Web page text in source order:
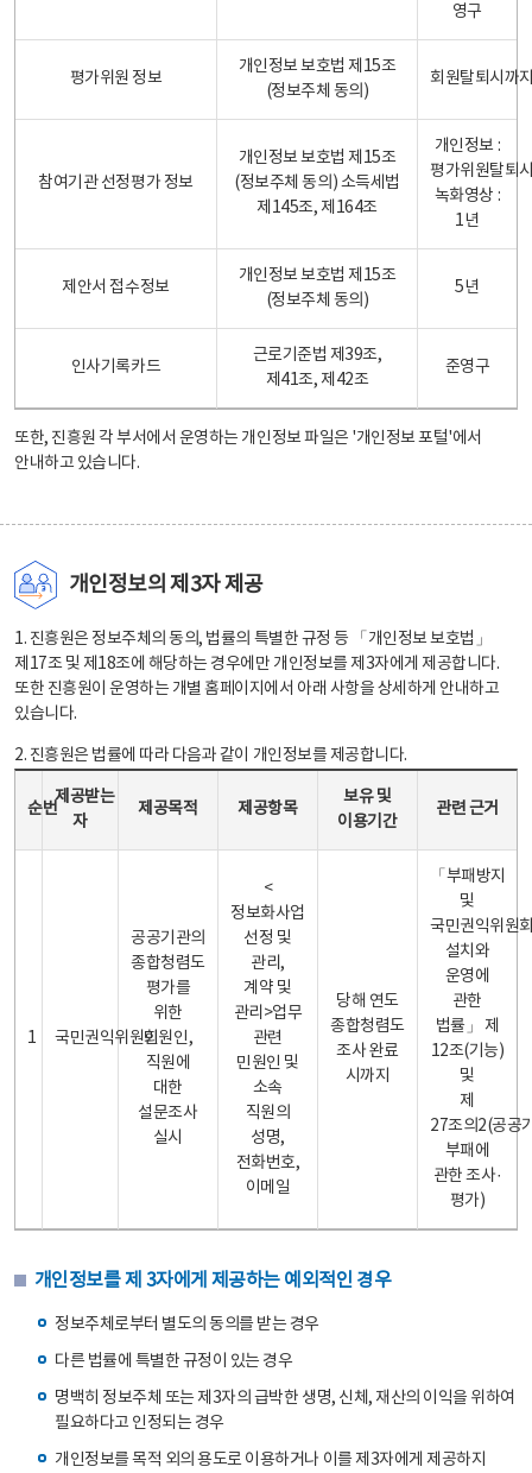
영구
평가위원 정보
개인정보 보호법 제15조
(정보주체 동의)
회원탈퇴시까
참여기관 선정평가 정보
개인정보 보호법 제15조
(정보주체 동의) 소득세법
제145조, 제164조
개인정보 :
평가위원탈퇴
녹화영상 :
1년
제안서 접수정보
개인정보 보호법 제15조
(정보주체 동의)
5년
인사기록카드
근로기준법 제39조,
제41조, 제42조
준영구
또한, 진흥원 각 부서에서 운영하는 개인정보 파일은 '개인정보 포털'에서
안내하고 있습니다.
개인정보의 제3자 제공
1. 진흥원은 정보주체의 동의, 법률의 특별한 규정 등 「개인정보 보호법」
제17조 및 제18조에 해당하는 경우에만 개인정보를 제3자에게 제공합니다.
또한 진흥원이 운영하는 개별 홈페이지에서 아래 사항을 상세하게 안내하고
있습니다.
2. 진흥원은 법률에 따라 다음과 같이 개인정보를 제공합니다.
순번
제공받는
자
제공목적 제공항목
보유 및
이용기간
관련 근거
1 국민권익위원회
공공기관의
종합청렴도
평가를
위한
민원인,
직원에
대한
설문조사
실시
<
정보화사업
선정 및
관리,
계약 및
관리>업무
관련
민원인 및
소속
직원의
성명,
전화번호,
이메일
당해 연도
종합청렴도
조사 완료
시까지
「부패방지
및
국민권익위원
설치와
운영에
관한
법률」 제
12조(기능)
및
제
27조의2(공공
부패에
관한 조사·
평가)
개인정보를 제 3자에게 제공하는 예외적인 경우
정보주체로부터 별도의 동의를 받는 경우
다른 법률에 특별한 규정이 있는 경우
명백히 정보주체 또는 제3자의 급박한 생명, 신체, 재산의 이익을 위하여
필요하다고 인정되는 경우
개인정보를 목적 외의 용도로 이용하거나 이를 제3자에게 제공하지